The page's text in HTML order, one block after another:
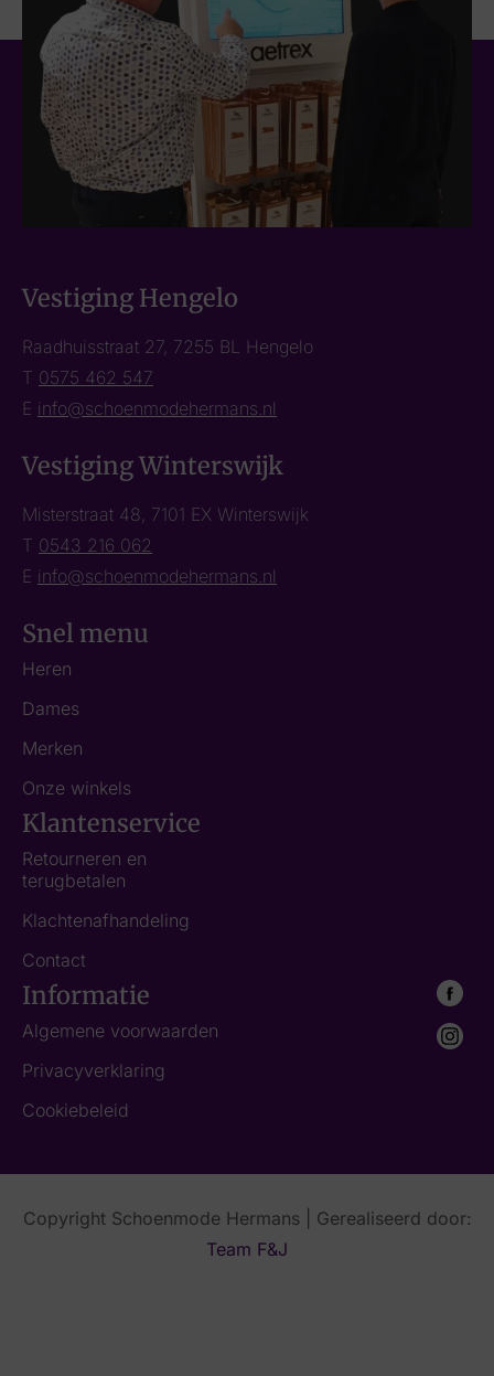
Vestiging Hengelo
Raadhuisstraat 27, 7255 BL Hengelo
T 0575 462 547
E info@schoenmodehermans.nl
Vestiging Winterswijk
Misterstraat 48, 7101 EX Winterswijk
T 0543 216 062
E info@schoenmodehermans.nl
Snel menu
Heren
Dames
Merken
Onze winkels
Klantenservice
Retourneren en
terugbetalen
Klachtenafhandeling
Contact
Informatie
Algemene voorwaarden
Privacyverklaring
Cookiebeleid
Copyright Schoenmode Hermans | Gerealiseerd door:
Team F&J